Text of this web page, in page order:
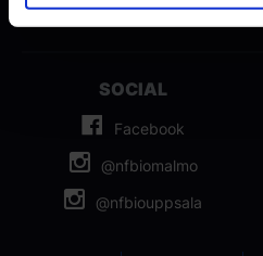
SOCIAL
Facebook
@nfbiomalmo
@nfbiouppsala